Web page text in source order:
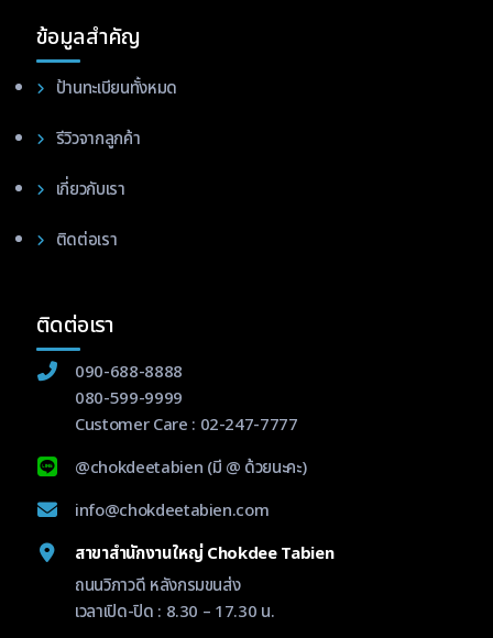
ข้อมูลสำคัญ
ป้านทะเบียนทั้งหมด
รีวิวจากลูกค้า
เกี่ยวกับเรา
ติดต่อเรา
ติดต่อเรา
090-688-8888
080-599-9999
Customer Care : 02-247-7777
@chokdeetabien (มี @ ด้วยนะคะ)
info@chokdeetabien.com
สาขาสำนักงานใหญ่ Chokdee Tabien
ถนนวิภาวดี หลังกรมขนส่ง
เวลาเปิด-ปิด : 8.30 – 17.30 น.